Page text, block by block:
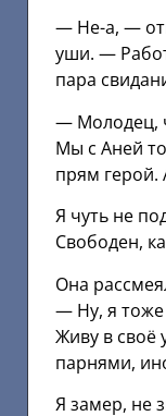
— Не-а, —
уши. —
пара
— Молодец,
Мы с Аней
прям герой.
Я чуть не
Свободен,
Она
— Ну, я
Живу в своё
парнями,
Я замер, не